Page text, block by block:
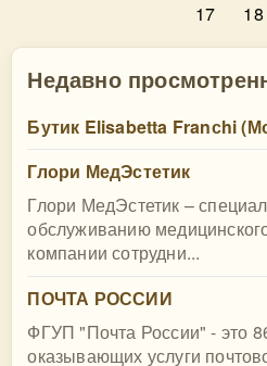
17
18
Недавно
Бутик Elisabetta Franсhi
Глори МедЭстетик
Глори МедЭстетик –
обслуживанию
компании сотрудни...
ПОЧТА РОССИИ
ФГУП "Почта России" - это
оказывающих услуги